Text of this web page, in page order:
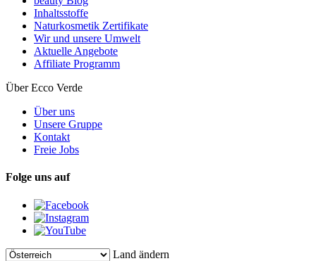
Inhaltsstoffe
Naturkosmetik Zertifikate
Wir und unsere Umwelt
Aktuelle Angebote
Affiliate Programm
Über Ecco Verde
Über uns
Unsere Gruppe
Kontakt
Freie Jobs
Folge uns auf
Land ändern